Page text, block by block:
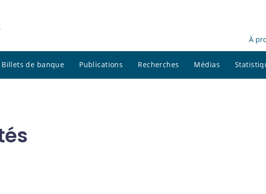
À
Billets de banque Publications Recherches Médias